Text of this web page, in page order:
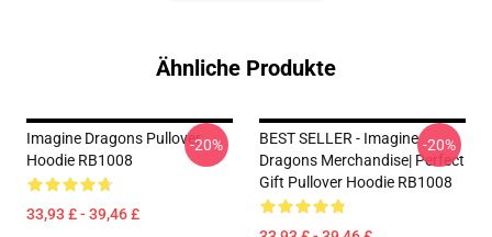
Ähnliche Produkte
Imagine Dragons Pullover
Hoodie RB1008
33,93 £ - 39,46 £
-20%
BEST SELLER - Imagine
Dragons Merchandise| Perfect
Gift Pullover Hoodie RB1008
-20%